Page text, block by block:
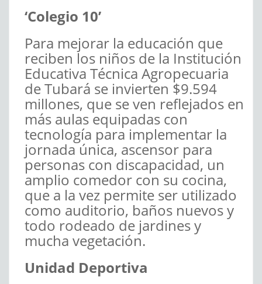
‘Colegio 10’
Para mejorar la educación que
reciben los niños de la Institución
Educativa Técnica Agropecuaria
de Tubará se invierten $9.594
millones, que se ven reflejados en
más aulas equipadas con
tecnología para implementar la
jornada única, ascensor para
personas con discapacidad, un
amplio comedor con su cocina,
que a la vez permite ser utilizado
como auditorio, baños nuevos y
todo rodeado de jardines y
mucha vegetación.
Unidad Deportiva